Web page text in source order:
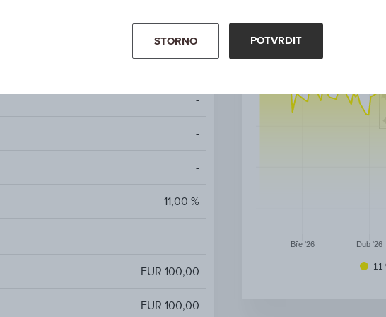
-
-
-
11,00 %
-
EUR 100,00
EUR 100,00
11
Bře '26 Dub '26
STORNO POTVRDIT